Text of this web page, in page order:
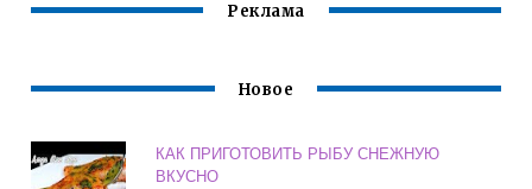
МОРКОВЬЮ
Реклама
Новое
КАК ПРИГОТОВИТЬ РЫБУ СНЕЖНУЮ
ВКУСНО